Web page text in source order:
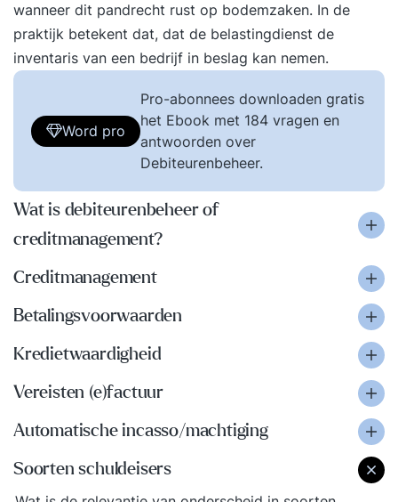
wanneer dit pandrecht rust op bodemzaken. In de
praktijk betekent dat, dat de belastingdienst de
inventaris van een bedrijf in beslag kan nemen.
Word pro
Pro-abonnees downloaden gratis
het Ebook met 184 vragen en
antwoorden over
Debiteurenbeheer.
Wat is debiteurenbeheer of
creditmanagement?
Creditmanagement
Betalingsvoorwaarden
Kredietwaardigheid
Vereisten (e)factuur
Automatische incasso/machtiging
Soorten schuldeisers